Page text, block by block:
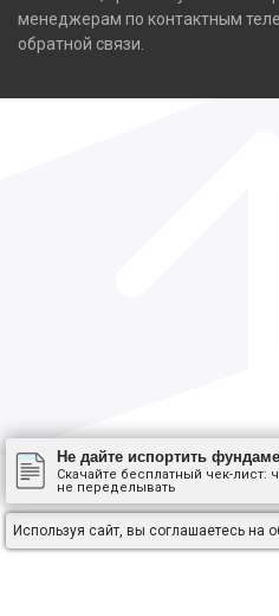
менеджерам по контактным
обратной связи.
Не дайте испортить
Скачайте бесплатный чек-лист:
не переделывать
Используя сайт, вы соглашаетесь на